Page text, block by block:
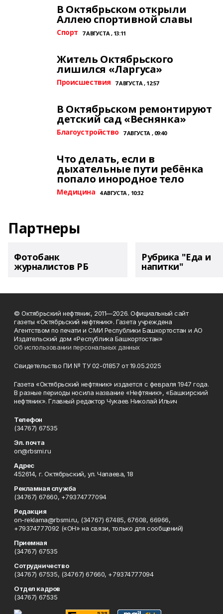
В Октябрьском открыли
Аллею спортивной славы
Спорт 7 АВГУСТА , 13:11
Житель Октябрьского
лишился «Ларгуса»
Происшествия 7 АВГУСТА , 12:57
В Октябрьском ремонтируют
детский сад «Веснянка»
Благоустройство 7 АВГУСТА , 09:40
Что делать, если в
дыхательные пути ребёнка
попало инородное тело
Медицина 4 АВГУСТА , 10:32
Партнеры
Фотобанк
журналистов РБ
Рубрика "Еда и
напитки"
© Октябрьский нефтяник, 2011—2026. Официальный сайт
газеты «Октябрьский нефтяник». Газета учреждена
Агентством по печати и СМИ Республики Башкортостан и АО
Издательский дом «Республика Башкортостан»
Об использовании персональных данных
Свидетельство ПИ № ТУ 02-01857 от 19.05.2025
Газета «Октябрьский нефтяник» издается с февраля 1947 года.
В разные периоды носила название «Нефтяник», «Башкирский
нефтяник». Главный редактор Чукаев Николай Ильич
Телефон
(34767) 67535
Эл. почта
on@rbsmi.ru
Адрес
452614, г. Октябрьский, ул. Чапаева, 18
Рекламная служба
(34767) 67660, +79374777094
Редакция
on-reklama@rbsmi.ru, (34767) 67485, 67608, 66966,
+79374777092 («ОН» на связи, только для сообщений)
Приемная
(34767) 67535
Сотрудничество
(34767) 67535, (34767) 67660, +79374777094
Отдел кадров
(34767) 67535